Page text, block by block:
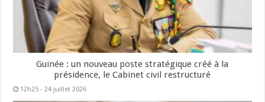
Guinée : un nouveau poste stratégique créé à la
présidence, le Cabinet civil restructuré
12h25 - 24 juillet 2026